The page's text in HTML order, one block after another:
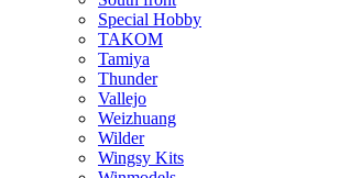
Special Hobby
TAKOM
Tamiya
Thunder
Vallejo
Weizhuang
Wilder
Wingsy Kits